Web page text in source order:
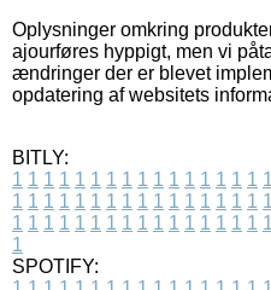
Oplysninger omkring
ajourføres hyppigt, men vi
ændringer der er blevet
opdatering af websitets
BITLY:
1 1 1 1 1 1 1 1 1 1 1 1 1 1 1 1 1
1 1 1 1 1 1 1 1 1 1 1 1 1 1 1 1 1
1 1 1 1 1 1 1 1 1 1 1 1 1 1 1 1 1
1
SPOTIFY: